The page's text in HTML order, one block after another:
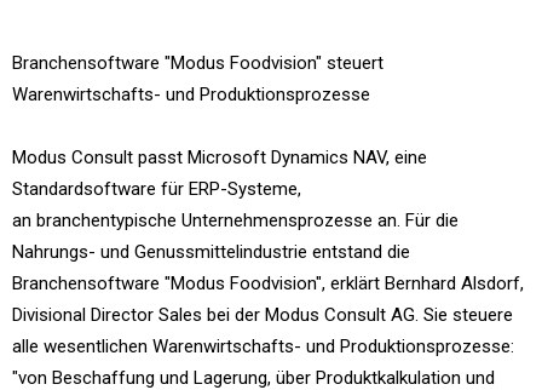
Branchensoftware "Modus Foodvision" steuert
Warenwirtschafts- und Produktionsprozesse
Modus Consult passt Microsoft Dynamics NAV, eine
Standardsoftware für ERP-Systeme,
an branchentypische Unternehmensprozesse an. Für die
Nahrungs- und Genussmittelindustrie entstand die
Branchensoftware "Modus Foodvision", erklärt Bernhard Alsdorf,
Divisional Director Sales bei der Modus Consult AG. Sie steuere
alle wesentlichen Warenwirtschafts- und Produktionsprozesse:
"von Beschaffung und Lagerung, über Produktkalkulation und